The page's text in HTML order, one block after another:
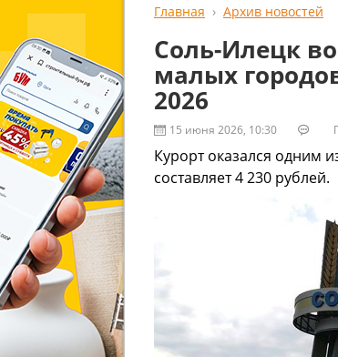
Главная Архив новостей
Соль-Илецк
малых
2026
15 июня 2026, 10:30
Курорт оказался одним
составляет 4 230 рублей.